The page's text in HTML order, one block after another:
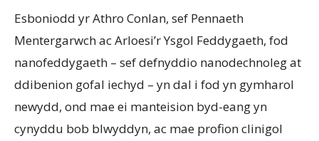
Esboniodd yr Athro Conlan, sef Pennaeth
Mentergarwch ac Arloesi’r Ysgol Feddygaeth, fod
nanofeddygaeth – sef defnyddio nanodechnoleg at
ddibenion gofal iechyd – yn dal i fod yn gymharol
newydd, ond mae ei manteision byd-eang yn
cynyddu bob blwyddyn, ac mae profion clinigol